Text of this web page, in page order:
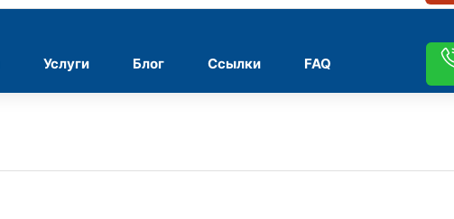
Услуги Блог Ссылки FAQ